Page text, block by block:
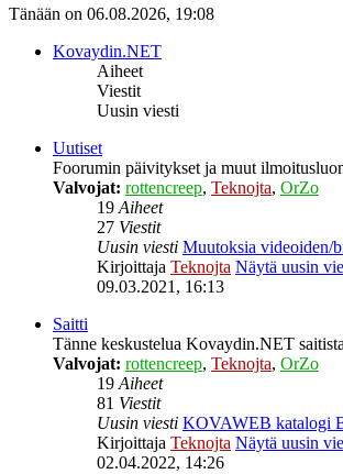
Tänään on 06.08.2026, 19:08
Kovaydin.NET
Aiheet
Viestit
Uusin viesti
Uutiset
Foorumin päivitykset ja muut
Valvojat: rottencreep, Teknojta, OrZo
19Aiheet
27 Viestit
Uusin viesti Muutoksia videoiden/
Kirjoittaja Teknojta Näytä uusin
09.03.2021, 16:13
Saitti
Tänne keskustelua Kovaydin.NET
Valvojat: rottencreep, Teknojta, OrZo
19Aiheet
81 Viestit
Uusin viesti KOVAWEB katalogi
Kirjoittaja Teknojta Näytä uusin
02.04.2022, 14:26